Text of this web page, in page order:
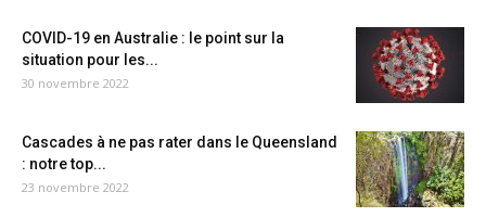
COVID-19 en Australie : le point sur la
situation pour les...
30 novembre 2022
Cascades à ne pas rater dans le Queensland
: notre top...
23 novembre 2022